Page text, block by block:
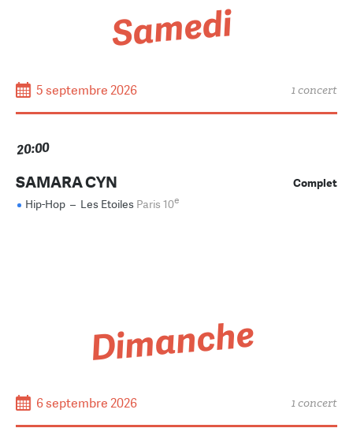
Samedi
5 septembre 2026 1 concert
20:00
Complet
SAMARA CYN
Hip-Hop – Les Etoiles Paris 10e
Dimanche
6 septembre 2026 1 concert